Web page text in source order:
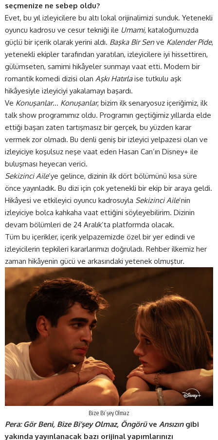
seçmenize ne sebep oldu?
Evet, bu yıl izleyicilere bu altı lokal orijinalimizi sunduk. Yetenekli
oyuncu kadrosu ve cesur tekniği ile Umami, kataloğumuzda
güçlü bir içerik olarak yerini aldı. Başka Bir Sen ve Kalender Pide,
yetenekli ekipler tarafından yaratılan, izleyicilere iyi hissettiren,
gülümseten, samimi hikâyeler sunmayı vaat etti. Modern bir
romantik komedi dizisi olan Aşkı Hatırlaise tutkulu aşk
hikâyesiyle izleyiciyi yakalamayı başardı.
Ve Konuşanlar… Konuşanlar, bizim ilk senaryosuz içeriğimiz, ilk
talk show programımız oldu. Programın geçtiğimiz yıllarda elde
ettiği başarı zaten tartışmasız bir gerçek, bu yüzden karar
vermek zor olmadı. Bu denli geniş bir izleyici yelpazesi olan ve
izleyiciye koşulsuz neşe vaat eden Hasan Can’ın Disney+ ile
buluşması heyecan verici.
Sekizinci Aile’ye gelince, dizinin ilk dört bölümünü kısa süre
önce yayınladık. Bu dizi için çok yetenekli bir ekip bir araya geldi.
Hikâyesi ve etkileyici oyuncu kadrosuyla Sekizinci Aile’nin
izleyiciye bolca kahkaha vaat ettiğini söyleyebilirim. Dizinin
devam bölümleri de 24 Aralık’ta platformda olacak.
Tüm bu içerikler, içerik yelpazemizde özel bir yer edindi ve
izleyicilerin tepkileri kararlarımızı doğruladı. Rehber ilkemiz her
zaman hikâyenin gücü ve arkasındaki yetenek olmuştur.
Bize Bi’şey Olmaz
Pera: Gör Beni, Bize Bi’şey Olmaz, Öngörüve Ansızıngibi
yakında yayınlanacak bazı orijinal yapımlarınızı